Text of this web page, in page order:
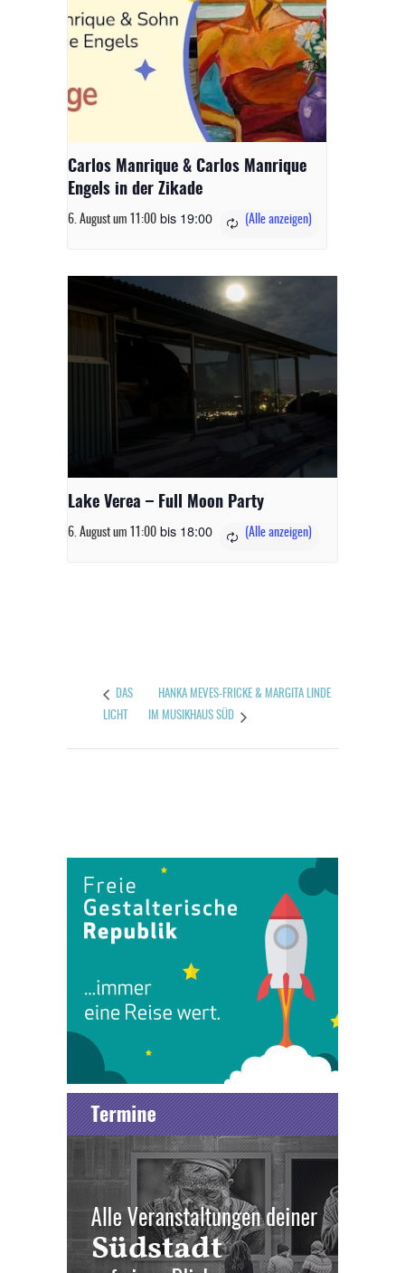
Carlos Manrique & Carlos Manrique
Engels in der Zikade
6. August um 11:00 bis 19:00
Lake Verea – Full Moon Party
6. August um 11:00 bis 18:00
DAS
LICHT
HANKA MEVES-FRICKE & MARGITA LINDE
IM MUSIKHAUS SÜD